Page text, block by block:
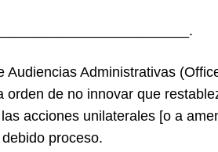
Administrativas
de no innovar que
acciones unilaterales [o a
proceso.